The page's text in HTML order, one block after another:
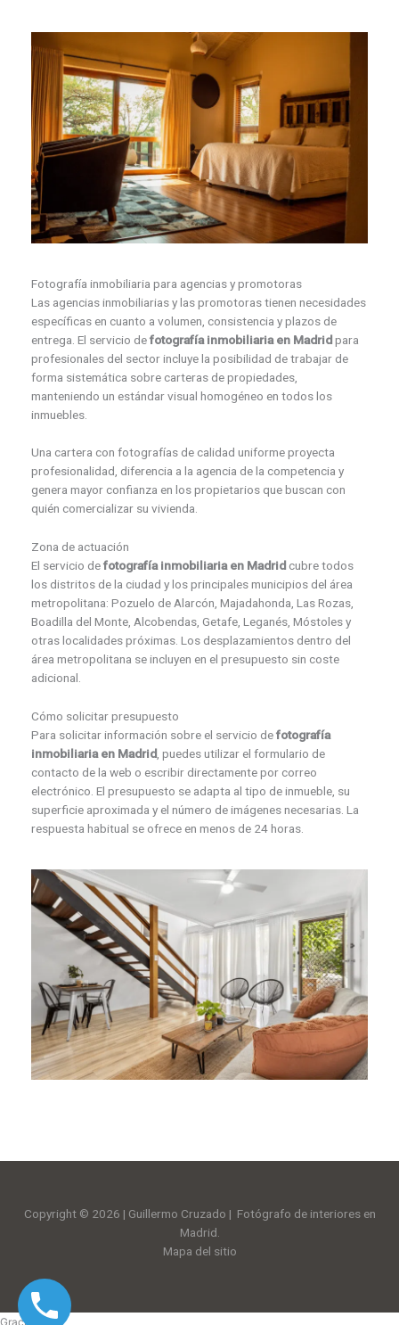
Fotografía inmobiliaria para agencias y promotoras
Las agencias inmobiliarias y las promotoras tienen necesidades
específicas en cuanto a volumen, consistencia y plazos de
entrega. El servicio defotografía inmobiliaria en Madridpara
profesionales del sector incluye la posibilidad de trabajar de
forma sistemática sobre carteras de propiedades,
manteniendo un estándar visual homogéneo en todos los
inmuebles.
Una cartera con fotografías de calidad uniforme proyecta
profesionalidad, diferencia a la agencia de la competencia y
genera mayor confianza en los propietarios que buscan con
quién comercializar su vivienda.
Zona de actuación
El servicio defotografía inmobiliaria en Madrid cubre todos
los distritos de la ciudad y los principales municipios del área
metropolitana: Pozuelo de Alarcón, Majadahonda, Las Rozas,
Boadilla del Monte, Alcobendas, Getafe, Leganés, Móstoles y
otras localidades próximas. Los desplazamientos dentro del
área metropolitana se incluyen en el presupuesto sin coste
adicional.
Cómo solicitar presupuesto
Para solicitar información sobre el servicio defotografía
inmobiliaria en Madrid, puedes utilizar el formulario de
contacto de la web o escribir directamente por correo
electrónico. El presupuesto se adapta al tipo de inmueble, su
superficie aproximada y el número de imágenes necesarias. La
respuesta habitual se ofrece en menos de 24 horas.
Copyright © 2026 | Guillermo Cruzado | Fotógrafo de interiores en
Madrid.
Mapa del sitio
Gracias!